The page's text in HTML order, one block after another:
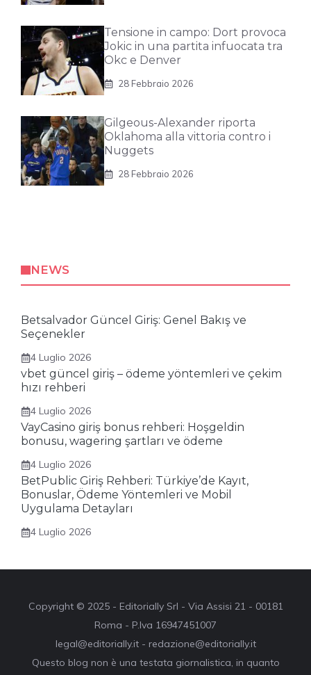
Tensione in campo: Dort provoca
Jokic in una partita infuocata tra
Okc e Denver
28 Febbraio 2026
Gilgeous-Alexander riporta
Oklahoma alla vittoria contro i
Nuggets
28 Febbraio 2026
NEWS
Betsalvador Güncel Giriş: Genel Bakış ve
Seçenekler
4 Luglio 2026
vbet güncel giriş – ödeme yöntemleri ve çekim
hızı rehberi
4 Luglio 2026
VayCasino giriş bonus rehberi: Hoşgeldin
bonusu, wagering şartları ve ödeme
4 Luglio 2026
BetPublic Giriş Rehberi: Türkiye’de Kayıt,
Bonuslar, Ödeme Yöntemleri ve Mobil
Uygulama Detayları
4 Luglio 2026
Copyright © 2025 - Editorially Srl - Via Assisi 21 - 00181
Roma - P.Iva 16947451007
legal@editorially.it - redazione@editorially.it
Questo blog non è una testata giornalistica, in quanto